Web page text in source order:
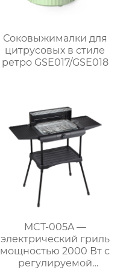
Соковыжималки для
цитрусовых в стиле
ретро GSE017/GSE018
MCT-005A —
электрический гриль
мощностью 2000 Вт с
регулируемой